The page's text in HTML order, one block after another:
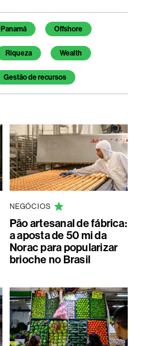
Panamá Offshore
Riqueza Wealth
Gestão de recursos
NEGÓCIOS
Pão artesanal de fábrica:
a aposta de 50 mi da
Norac para popularizar
brioche no Brasil